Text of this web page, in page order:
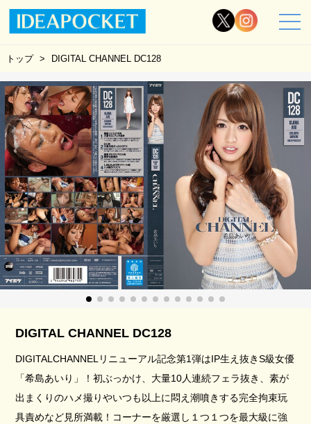
トップ DIGITAL CHANNEL DC128
DIGITAL CHANNEL DC128
DIGITALCHANNELリニューアル記念第1弾はIP生え抜きS級女優
「希島あいり」！初ぶっかけ、大量10人連続フェラ抜き、素が
出まくりのハメ撮りやいつも以上に悶え潮噴きする完全拘束玩
具責めなど見所満載！コーナーを厳選し１つ１つを最大級に強